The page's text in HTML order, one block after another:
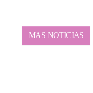
MAS NOTICIAS